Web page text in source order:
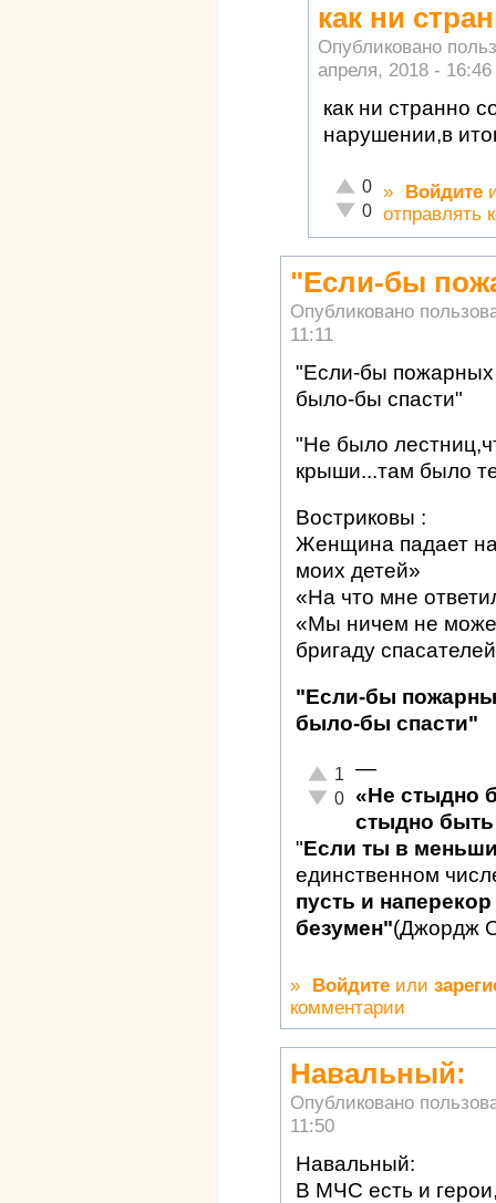
как ни
Опубликовано
апреля, 2018 - 16:46
как ни странно
нарушении,в
Отлично!
0
Неадекватно!
0
» Войдите
отправлять
"Если-бы
Опубликовано
11:11
"Если-бы
было-бы спасти"
"Не было
крыши...там было
Востриковы :
Женщина падает
моих детей»
«На что мне
«Мы ничем не
бригаду
"Если-бы
было-бы спасти"
Отлично!
1
Неадекватно!
0
—
«Не стыдно
стыдно быть
"Если ты в
единственном
пусть и
безумен"(Джордж
» Войдите или
комментарии
Навальный:
Опубликовано
11:50
Навальный:
В МЧС есть и